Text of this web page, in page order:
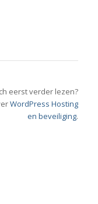
eerst verder lezen?
WordPress Hosting
en beveiliging.